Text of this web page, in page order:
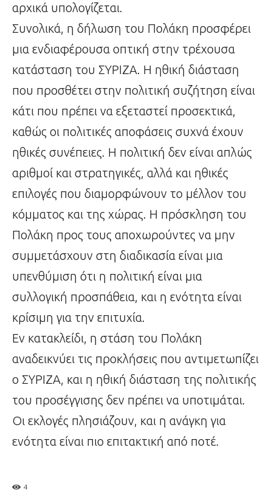
αρχικά υπολογίζεται.
Συνολικά, η δήλωση του Πολάκη προσφέρει
μια ενδιαφέρουσα οπτική στην τρέχουσα
κατάσταση του ΣΥΡΙΖΑ. Η ηθική διάσταση
που προσθέτει στην πολιτική συζήτηση είναι
κάτι που πρέπει να εξεταστεί προσεκτικά,
καθώς οι πολιτικές αποφάσεις συχνά έχουν
ηθικές συνέπειες. Η πολιτική δεν είναι απλώς
αριθμοί και στρατηγικές, αλλά και ηθικές
επιλογές που διαμορφώνουν το μέλλον του
κόμματος και της χώρας. Η πρόσκληση του
Πολάκη προς τους αποχωρούντες να μην
συμμετάσχουν στη διαδικασία είναι μια
υπενθύμιση ότι η πολιτική είναι μια
συλλογική προσπάθεια, και η ενότητα είναι
κρίσιμη για την επιτυχία.
Εν κατακλείδι, η στάση του Πολάκη
αναδεικνύει τις προκλήσεις που αντιμετωπίζει
ο ΣΥΡΙΖΑ, και η ηθική διάσταση της πολιτικής
του προσέγγισης δεν πρέπει να υποτιμάται.
Οι εκλογές πλησιάζουν, και η ανάγκη για
ενότητα είναι πιο επιτακτική από ποτέ.
4